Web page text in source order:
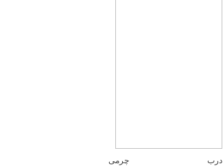
درب چرمی